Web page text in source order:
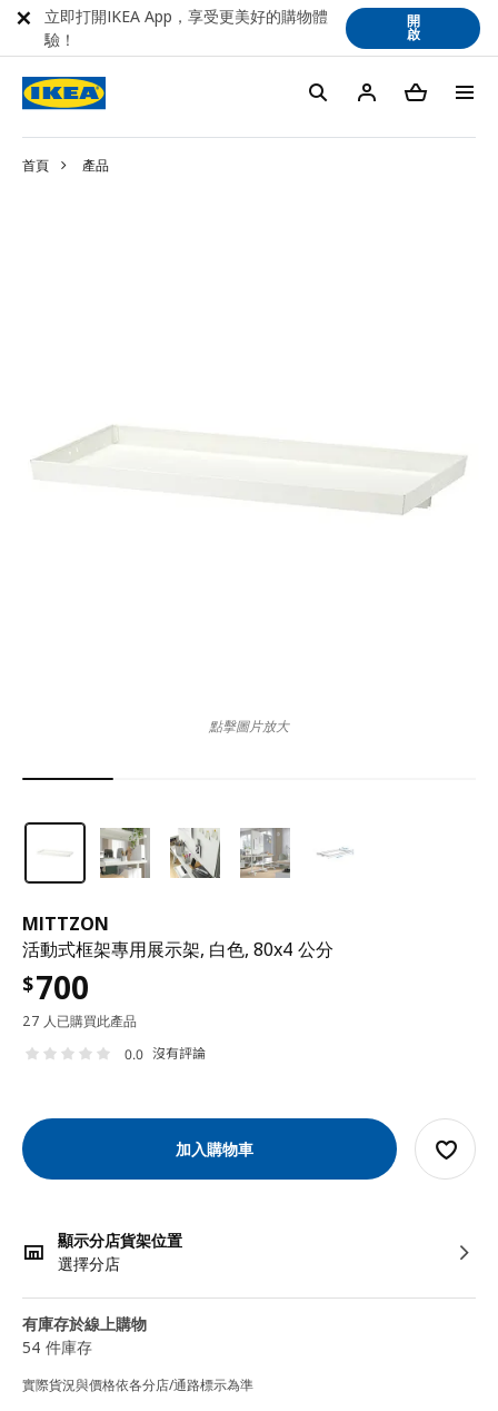
首頁 產品
MITTZON
活動式框架專用展示架, 白色, 80x4 公分
$700
27 人已購買此產品
0.0 沒有評論
加入購物車
顯示分店貨架位置
選擇分店
有庫存於線上購物
54 件庫存
實際貨況與價格依各分店/通路標示為準
點擊圖片放大
立即打開IKEA App，享受更美好的購物體
驗！
開
啟